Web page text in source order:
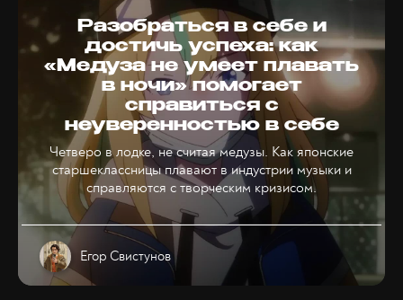
Разобраться в себе и
достичь успеха: как
«Медуза не умеет плавать
в ночи» помогает
справиться с
неуверенностью в себе
Четверо в лодке, не считая медузы. Как японские
старшеклассницы плавают в индустрии музыки и
справляются с творческим кризисом.
Егор Свистунов